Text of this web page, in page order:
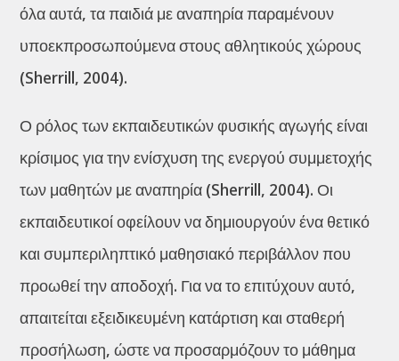
όλα αυτά, τα παιδιά με αναπηρία παραμένουν
υποεκπροσωπούμενα στους αθλητικούς χώρους
(Sherrill, 2004).
Ο ρόλος των εκπαιδευτικών φυσικής αγωγής είναι
κρίσιμος για την ενίσχυση της ενεργού συμμετοχής
των μαθητών με αναπηρία (Sherrill, 2004). Οι
εκπαιδευτικοί οφείλουν να δημιουργούν ένα θετικό
και συμπεριληπτικό μαθησιακό περιβάλλον που
προωθεί την αποδοχή. Για να το επιτύχουν αυτό,
απαιτείται εξειδικευμένη κατάρτιση και σταθερή
προσήλωση, ώστε να προσαρμόζουν το μάθημα